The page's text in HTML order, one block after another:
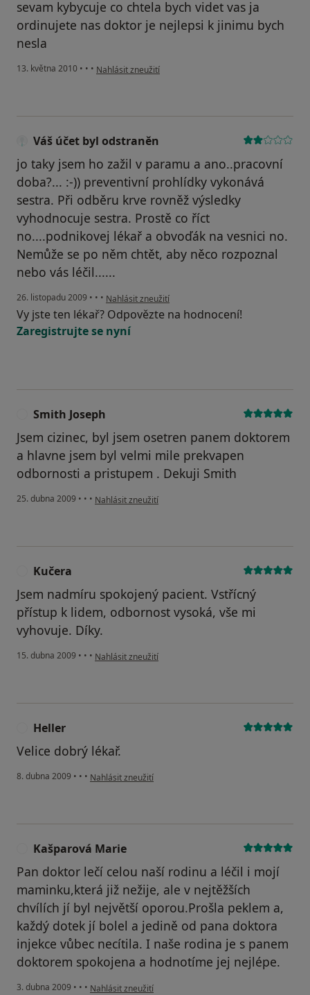
sevam kybycuje co chtela bych videt vas ja
ordinujete nas doktor je nejlepsi k jinimu bych
nesla
13. května 2010 • • • podle názoru uživatele Pacient
Nahlásit zneužití
Váš účet byl odstraněn
jo taky jsem ho zažil v paramu a ano..pracovní
doba?... :-)) preventivní prohlídky vykonává
sestra. Při odběru krve rovněž výsledky
vyhodnocuje sestra. Prostě co říct
no....podnikovej lékař a obvoďák na vesnici no.
Nemůže se po něm chtět, aby něco rozpoznal
nebo vás léčil......
26. listopadu 2009 • • • podle názoru uživatele Váš účet byl odstraněn
Nahlásit zneužití
Vy jste ten lékař? Odpovězte na hodnocení!
Zaregistrujte se nyní
Smith Joseph
Jsem cizinec, byl jsem osetren panem doktorem
a hlavne jsem byl velmi mile prekvapen
odbornosti a pristupem . Dekuji Smith
25. dubna 2009 • • • podle názoru uživatele Smith Joseph
Nahlásit zneužití
Kučera
Jsem nadmíru spokojený pacient. Vstřícný
přístup k lidem, odbornost vysoká, vše mi
vyhovuje. Díky.
15. dubna 2009 • • • podle názoru uživatele Kučera
Nahlásit zneužití
Heller
Velice dobrý lékař.
8. dubna 2009 • • • podle názoru uživatele Heller
Nahlásit zneužití
Kašparová Marie
Pan doktor lečí celou naší rodinu a léčil i mojí
maminku,která již nežije, ale v nejtěžších
chvílích jí byl největší oporou.Prošla peklem a,
každý dotek jí bolel a jedině od pana doktora
injekce vůbec necítila. I naše rodina je s panem
doktorem spokojena a hodnotíme jej nejlépe.
3. dubna 2009 • • • podle názoru uživatele Kašparová Marie
Nahlásit zneužití